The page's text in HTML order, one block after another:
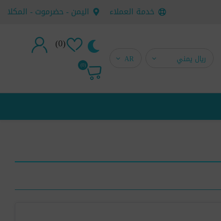
خدمة العملاء اليمن - حضرموت - المكلا
(0)
تسجيل جديد(0)